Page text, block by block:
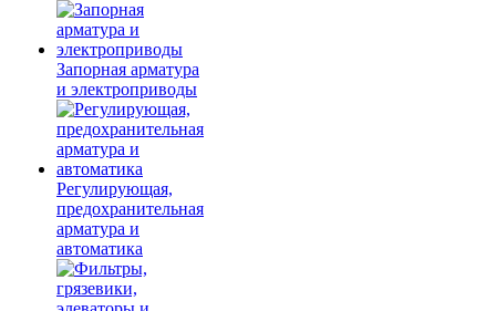
Запорная арматура
и электроприводы
Регулирующая,
предохранительная
арматура и
автоматика